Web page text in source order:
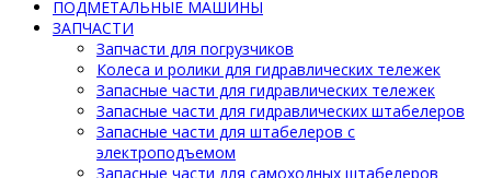
ПОДМЕТАЛЬНЫЕ МАШИНЫ
ЗАПЧАСТИ
Запчасти для погрузчиков
Колеса и ролики для гидравлических тележек
Запасные части для гидравлических тележек
Запасные части для гидравлических штабелеров
Запасные части для штабелеров с
электроподъемом
Запасные части для самоходных штабелеров